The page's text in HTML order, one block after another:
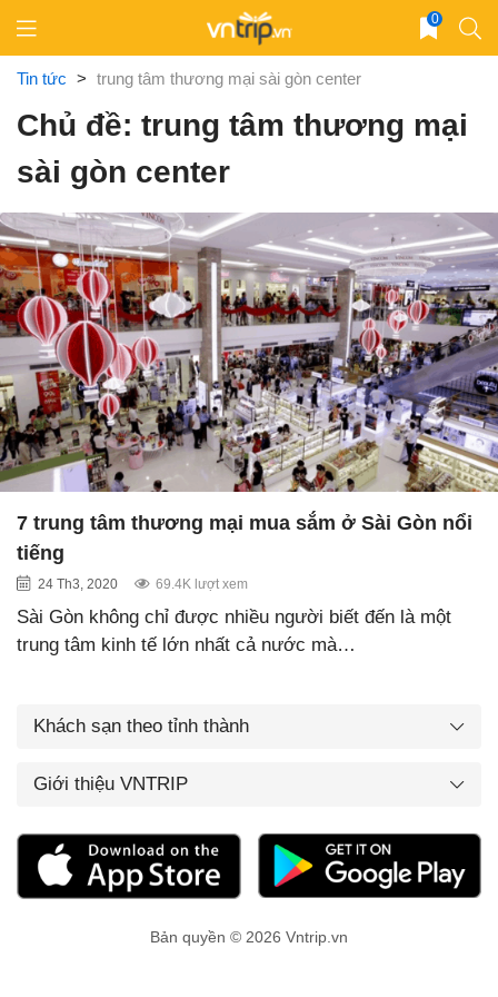
content
0
Tin tức > trung tâm thương mại sài gòn center
Chủ đề: trung tâm thương mại
sài gòn center
7 trung tâm thương mại mua sắm ở Sài Gòn nổi
tiếng
24 Th3, 2020 69.4K lượt xem
Sài Gòn không chỉ được nhiều người biết đến là một
trung tâm kinh tế lớn nhất cả nước mà…
Khách sạn theo tỉnh thành
Giới thiệu VNTRIP
Bản quyền © 2026 Vntrip.vn